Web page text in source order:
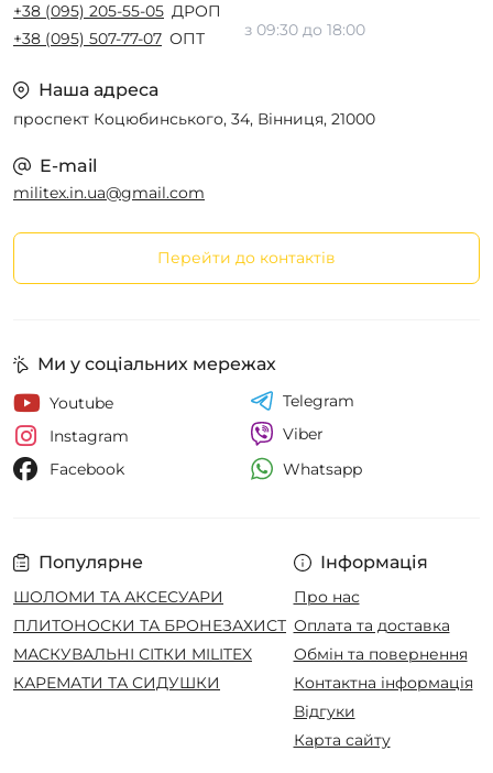
+38 (095) 205-55-05 ДРОП
+38 (095) 507-77-07 ОПТ з 09:30 до 18:00
Наша адреса
проспект Коцюбинського, 34, Вінниця, 21000
E-mail
militex.in.ua@gmail.com
Перейти до контактів
Популярне
ШОЛОМИ ТА АКСЕСУАРИ
ПЛИТОНОСКИ ТА БРОНЕЗАХИСТ
МАСКУВАЛЬНІ СІТКИ MILITEX
КАРЕМАТИ ТА СИДУШКИ
Інформація
Про нас
Оплата та доставка
Обмін та повернення
Контактна інформація
Відгуки
Карта сайту
Ми у соціальних мережах
Youtube
Instagram
Facebook
Telegram
Viber
Whatsapp